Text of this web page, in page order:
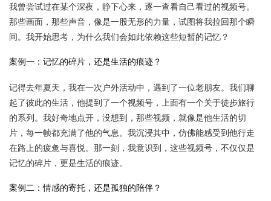
我曾尝试过在某个深夜，静下心来，逐一查看自己看过的视频号。
那些画面，那些声音，像是一股无形的力量，试图将我拉回那个瞬
间。我开始思考，为什么我们会如此依赖这些短暂的记忆？
案例一：记忆的碎片，还是生活的痕迹？
记得去年夏天，我在一次户外活动中，遇到了一位老朋友。我们聊
起了彼此的生活，他提到了一个视频号，上面有一个关于徒步旅行
的系列。我好奇地点开，没想到，那些视频，就像是他生活的切
片，每一帧都充满了他的气息。我沉浸其中，仿佛能感受到他行走
在路上的疲惫与喜悦。那一刻，我意识到，这些视频号，不仅仅是
记忆的碎片，更是生活的痕迹。
案例二：情感的寄托，还是孤独的陪伴？